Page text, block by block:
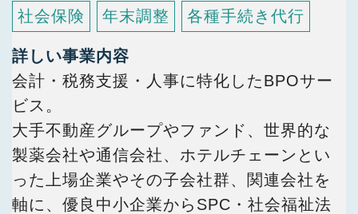
社会保険
年末調整 各種手続き代行
詳しい事業内容
会計・税務支援・人事に特化したBPOサー
ビス。
大手不動産グループやファンド、世界的な
製薬会社や通信会社、ホテルチェーンとい
った上場企業やその子会社群、関連会社を
軸に、優良中小企業からSPC・社会福祉法